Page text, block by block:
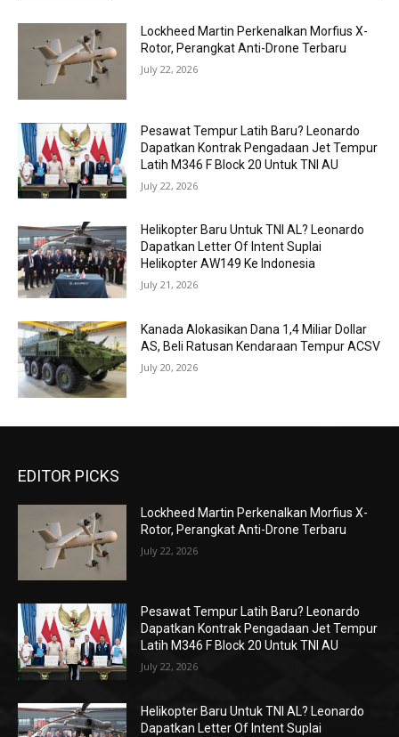
Lockheed Martin Perkenalkan Morfius X-
Rotor, Perangkat Anti-Drone Terbaru
July 22, 2026
Pesawat Tempur Latih Baru? Leonardo
Dapatkan Kontrak Pengadaan Jet Tempur
Latih M346 F Block 20 Untuk TNI AU
July 22, 2026
Helikopter Baru Untuk TNI AL? Leonardo
Dapatkan Letter Of Intent Suplai
Helikopter AW149 Ke Indonesia
July 21, 2026
Kanada Alokasikan Dana 1,4 Miliar Dollar
AS, Beli Ratusan Kendaraan Tempur ACSV
July 20, 2026
EDITOR PICKS
Lockheed Martin Perkenalkan Morfius X-
Rotor, Perangkat Anti-Drone Terbaru
July 22, 2026
Pesawat Tempur Latih Baru? Leonardo
Dapatkan Kontrak Pengadaan Jet Tempur
Latih M346 F Block 20 Untuk TNI AU
July 22, 2026
Helikopter Baru Untuk TNI AL? Leonardo
Dapatkan Letter Of Intent Suplai